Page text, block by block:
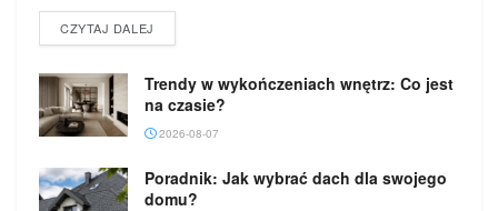
CZYTAJ DALEJ
Trendy w wykończeniach wnętrz: Co jest
na czasie?
2026-08-07
Poradnik: Jak wybrać dach dla swojego
domu?